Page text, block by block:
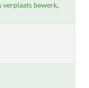
verplaats bewerk